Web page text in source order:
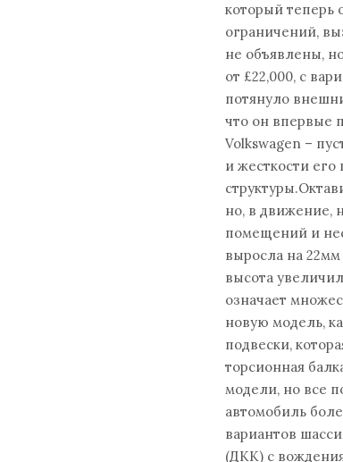
который теперь
ограничений,
не объявлены,
от £22,000, с
потянуло
что он впервые
Volkswagen –
и жесткости
но, в движение,
помещений и
выросла на 22мм
высота
означает
новую модель,
подвески,
торсионная
модели, но все
автомобиль
вариантов
(ДКК) с